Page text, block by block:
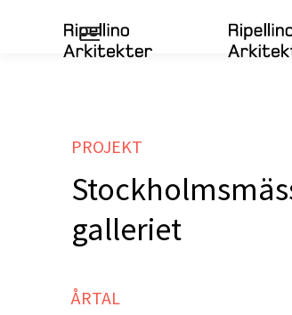
PROJEKT
galleriet
ÅRTAL